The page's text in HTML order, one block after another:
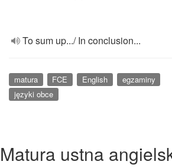
To sum up.../ In conclusion...
matura FCE English
egzaminy
języki obce
Matura ustna